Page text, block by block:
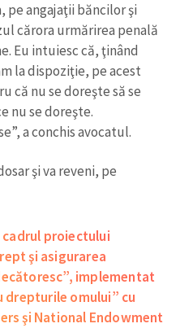
pe angajaţii băncilor şi
cărora urmărirea penală
Eu intuiesc că, ţinând
la dispoziţie, pe acest
că nu se doreşte să se
nu se doreşte.
a conchis avocatul.
şi va reveni, pe
proiectului
şi asigurarea
implementat
drepturile omului” cu
şi National Endowment